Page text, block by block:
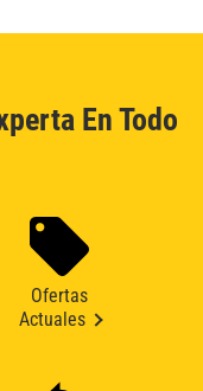
En Todo
Ofertas
Actuales